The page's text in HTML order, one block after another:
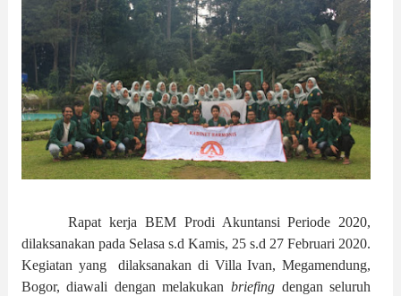
Rapat kerja BEM Prodi Akuntansi Periode 2020,
dilaksanakan pada Selasa s.d Kamis, 25 s.d 27 Februari 2020.
Kegiatan yang dilaksanakan di Villa Ivan, Megamendung,
Bogor, diawali dengan melakukanbriefing dengan seluruh